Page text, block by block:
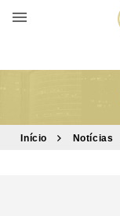
BUSCAR
Início Notícias